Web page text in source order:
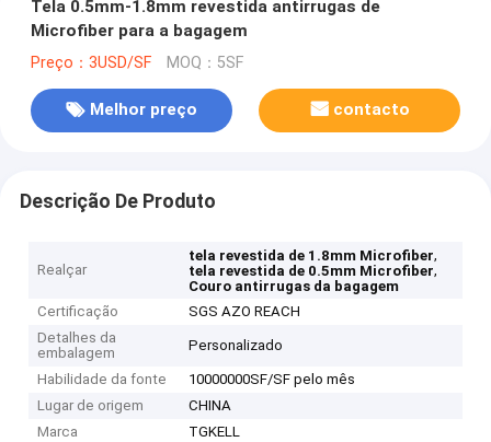
Tela 0.5mm-1.8mm revestida antirrugas de
Microfiber para a bagagem
Preço：3USD/SF MOQ：5SF
Melhor preço contacto
Descrição De Produto
Realçar
tela revestida de 1.8mm Microfiber,
tela revestida de 0.5mm Microfiber,
Couro antirrugas da bagagem
Certificação
SGS AZO REACH
Detalhes da
embalagem
Personalizado
Habilidade da fonte
10000000SF/SF pelo mês
Lugar de origem
CHINA
Marca
TGKELL